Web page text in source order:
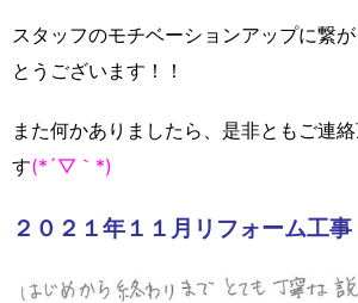
スタッフのモチベーションアップに繋
とうございます！！
また何かありましたら、是非ともご連
す(*´▽｀*)
２０２１年１１月リフォーム工事